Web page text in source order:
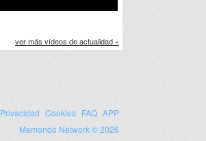
ver más vídeos de actualidad »
Privacidad Cookies FAQ APP
Memondo Network © 2026